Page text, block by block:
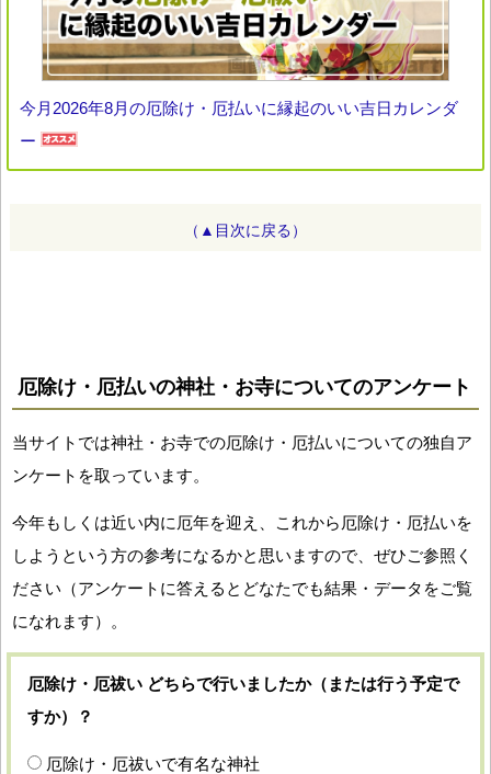
今月2026年8月の厄除け・厄払いに縁起のいい吉日カレンダ
ー
（▲目次に戻る）
厄除け・厄払いの神社・お寺についてのアンケート
当サイトでは神社・お寺での厄除け・厄払いについての独自ア
ンケートを取っています。
今年もしくは近い内に厄年を迎え、これから厄除け・厄払いを
しようという方の参考になるかと思いますので、ぜひご参照く
ださい（アンケートに答えるとどなたでも結果・データをご覧
になれます）。
厄除け・厄祓い どちらで行いましたか（または行う予定で
すか）？
厄除け・厄祓いで有名な神社